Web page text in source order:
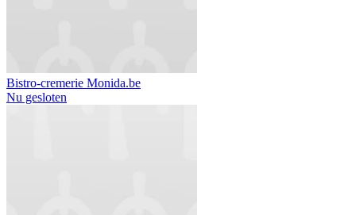
Bistro-cremerie Monida.be
Nu gesloten